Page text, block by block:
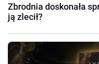
Zbrodnia doskonała
ją zlecił?